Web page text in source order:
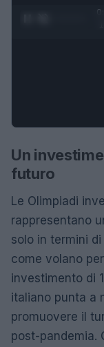
Un
futuro
Le Olimpiadi
rappresentano
solo in termini
come volano
investimento di
italiano punta a
promuovere il
post-pandemia.